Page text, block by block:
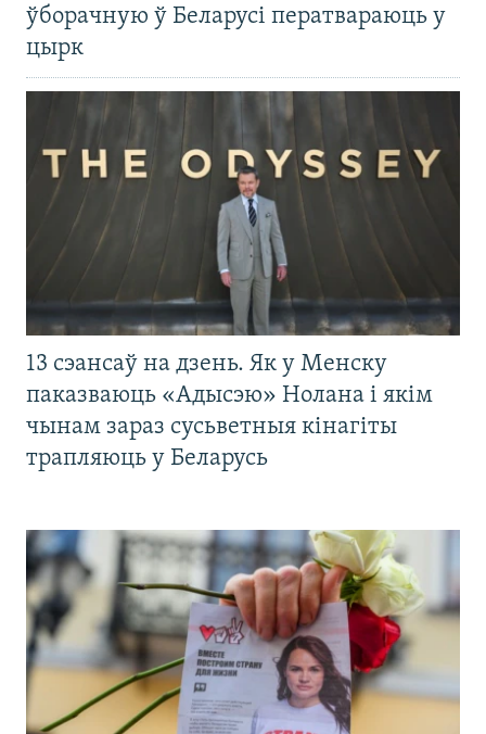
ўборачную ў Беларусі ператвараюць у
цырк
13 сэансаў на дзень. Як у Менску
паказваюць «Адысэю» Нолана і якім
чынам зараз сусьветныя кінагіты
трапляюць у Беларусь